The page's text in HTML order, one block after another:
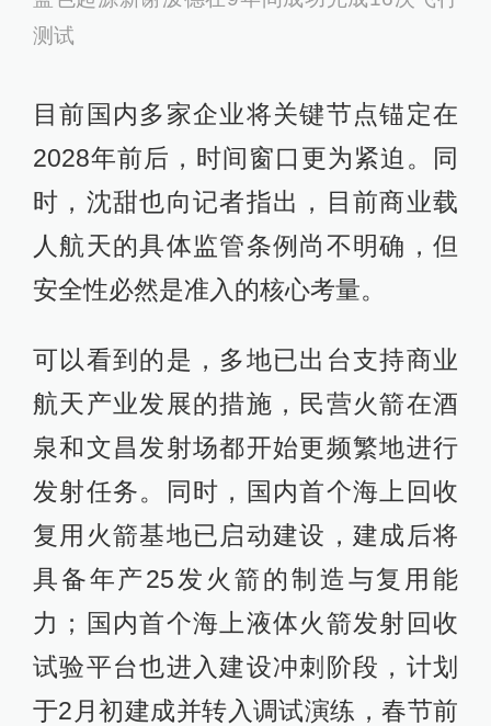
测试
目前国内多家企业将关键节点锚定在
2028年前后，时间窗口更为紧迫。同
时，沈甜也向记者指出，目前商业载
人航天的具体监管条例尚不明确，但
安全性必然是准入的核心考量。
可以看到的是，多地已出台支持商业
航天产业发展的措施，民营火箭在酒
泉和文昌发射场都开始更频繁地进行
发射任务。同时，国内首个海上回收
复用火箭基地已启动建设，建成后将
具备年产25发火箭的制造与复用能
力；国内首个海上液体火箭发射回收
试验平台也进入建设冲刺阶段，计划
于2月初建成并转入调试演练，春节前